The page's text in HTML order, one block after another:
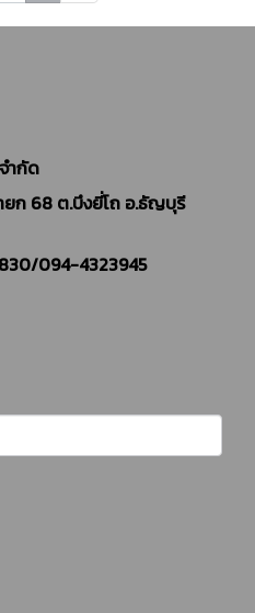
ำกัด
ก 68 ต.บึงยี่โถ อ.ธัญบุรี
094-4323945